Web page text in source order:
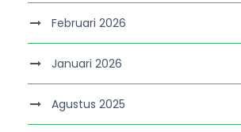
Februari 2026
Januari 2026
Agustus 2025